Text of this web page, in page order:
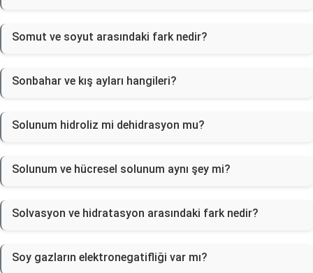
Somut ve soyut arasındaki fark nedir?
Sonbahar ve kış ayları hangileri?
Solunum hidroliz mi dehidrasyon mu?
Solunum ve hücresel solunum aynı şey mi?
Solvasyon ve hidratasyon arasındaki fark nedir?
Soy gazların elektronegatifliği var mı?